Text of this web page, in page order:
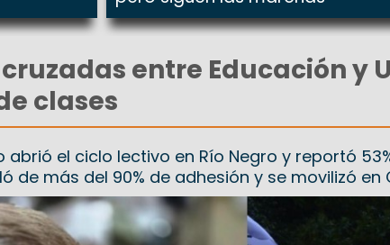
entre Educación y
clases
abrió el ciclo lectivo en Río Negro y reportó
de más del 90% de adhesión y se movilizó en